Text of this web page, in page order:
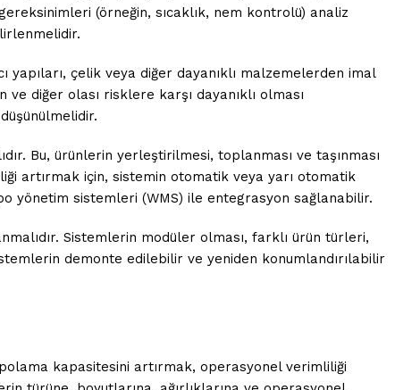
(örneğin, sıcaklık, nem kontrolü) analiz
yapıları, çelik veya diğer dayanıklı malzemelerden imal
diğer olası risklere karşı dayanıklı olması
Bu, ürünlerin yerleştirilmesi, toplanması ve taşınması
artırmak için, sistemin otomatik veya yarı otomatik
yönetim sistemleri (WMS) ile entegrasyon sağlanabilir.
Sistemlerin modüler olması, farklı ürün türleri,
demonte edilebilir ve yeniden konumlandırılabilir
kapasitesini artırmak, operasyonel verimliliği